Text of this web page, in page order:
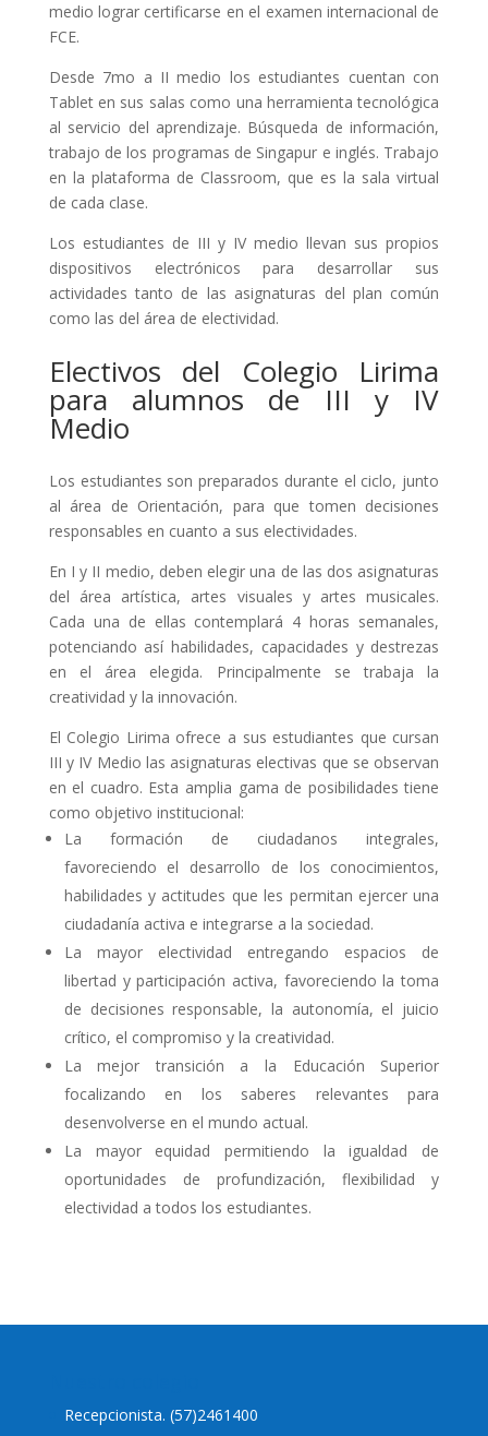
medio lograr certificarse en el examen internacional de
FCE.
Desde 7mo a II medio los estudiantes cuentan con
Tablet en sus salas como una herramienta tecnológica
al servicio del aprendizaje. Búsqueda de información,
trabajo de los programas de Singapur e inglés. Trabajo
en la plataforma de Classroom, que es la sala virtual
de cada clase.
Los estudiantes de III y IV medio llevan sus propios
dispositivos electrónicos para desarrollar sus
actividades tanto de las asignaturas del plan común
como las del área de electividad.
Electivos del Colegio Lirima
para alumnos de III y IV
Medio
Los estudiantes son preparados durante el ciclo, junto
al área de Orientación, para que tomen decisiones
responsables en cuanto a sus electividades.
En I y II medio, deben elegir una de las dos asignaturas
del área artística, artes visuales y artes musicales.
Cada una de ellas contemplará 4 horas semanales,
potenciando así habilidades, capacidades y destrezas
en el área elegida. Principalmente se trabaja la
creatividad y la innovación.
El Colegio Lirima ofrece a sus estudiantes que cursan
III y IV Medio las asignaturas electivas que se observan
en el cuadro. Esta amplia gama de posibilidades tiene
como objetivo institucional:
La formación de ciudadanos integrales,
favoreciendo el desarrollo de los conocimientos,
habilidades y actitudes que les permitan ejercer una
ciudadanía activa e integrarse a la sociedad.
La mayor electividad entregando espacios de
libertad y participación activa, favoreciendo la toma
de decisiones responsable, la autonomía, el juicio
crítico, el compromiso y la creatividad.
La mejor transición a la Educación Superior
focalizando en los saberes relevantes para
desenvolverse en el mundo actual.
La mayor equidad permitiendo la igualdad de
oportunidades de profundización, flexibilidad y
electividad a todos los estudiantes.
Recepcionista. (57)2461400